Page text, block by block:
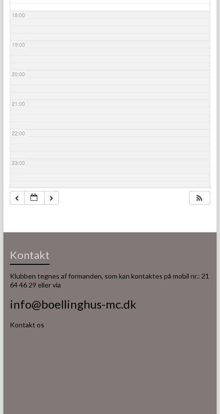
18:00
19:00
20:00
21:00
22:00
23:00
Kontakt
Klubben tegnes af formanden, som kan kontaktes på mobil nr.: 21
64 46 29 eller via
info@boellinghus-mc.dk
Kontakt os